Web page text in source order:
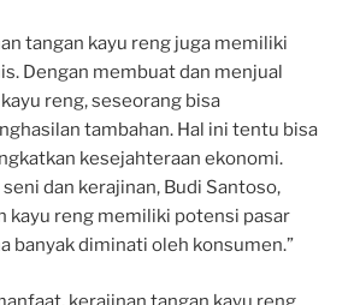
tangan kayu reng juga memiliki
Dengan membuat dan menjual
reng, seseorang bisa
tambahan. Hal ini tentu bisa
kesejahteraan ekonomi.
dan kerajinan, Budi Santoso,
kayu reng memiliki potensi pasar
banyak diminati oleh konsumen.”